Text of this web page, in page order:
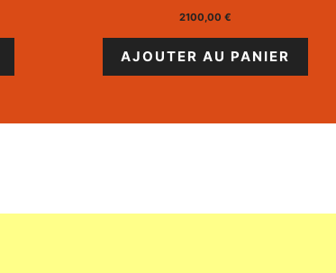
2100,00 €
AJOUTER AU PANIER